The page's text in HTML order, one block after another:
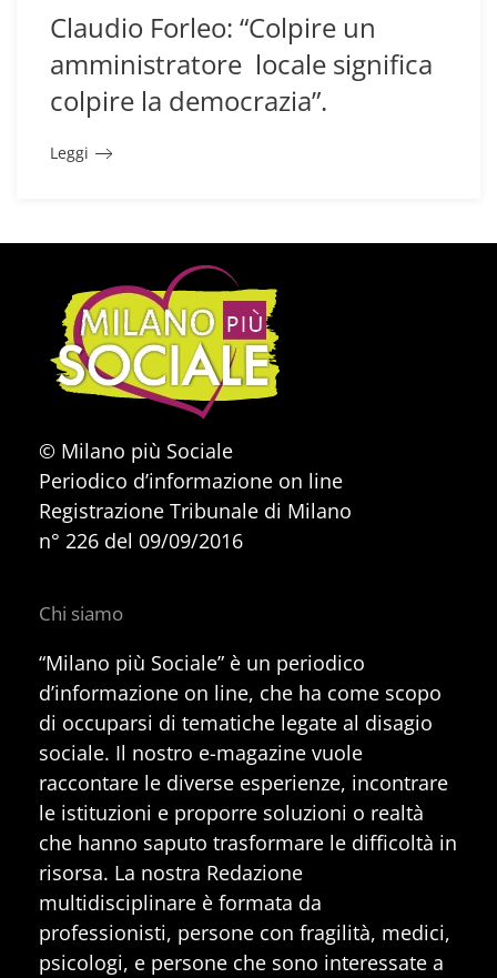
Claudio Forleo: “Colpire un
amministratore locale significa
colpire la democrazia”.
Leggi
© Milano più Sociale
Periodico d’informazione on line
Registrazione Tribunale di Milano
n° 226 del 09/09/2016
Chi siamo
“Milano più Sociale” è un periodico
d’informazione on line, che ha come scopo
di occuparsi di tematiche legate al disagio
sociale. Il nostro e-magazine vuole
raccontare le diverse esperienze, incontrare
le istituzioni e proporre soluzioni o realtà
che hanno saputo trasformare le difficoltà in
risorsa. La nostra Redazione
multidisciplinare è formata da
professionisti, persone con fragilità, medici,
psicologi, e persone che sono interessate a